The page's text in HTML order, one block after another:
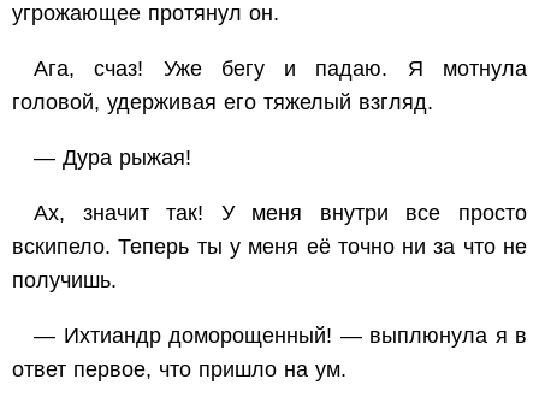
угрожающее протянул он.
Ага, счаз! Уже бегу и падаю. Я мотнула
головой, удерживая его тяжелый взгляд.
— Дура рыжая!
Ах, значит так! У меня внутри все просто
вскипело. Теперь ты у меня её точно ни за что не
получишь.
— Ихтиандр доморощенный! — выплюнула я в
ответ первое, что пришло на ум.